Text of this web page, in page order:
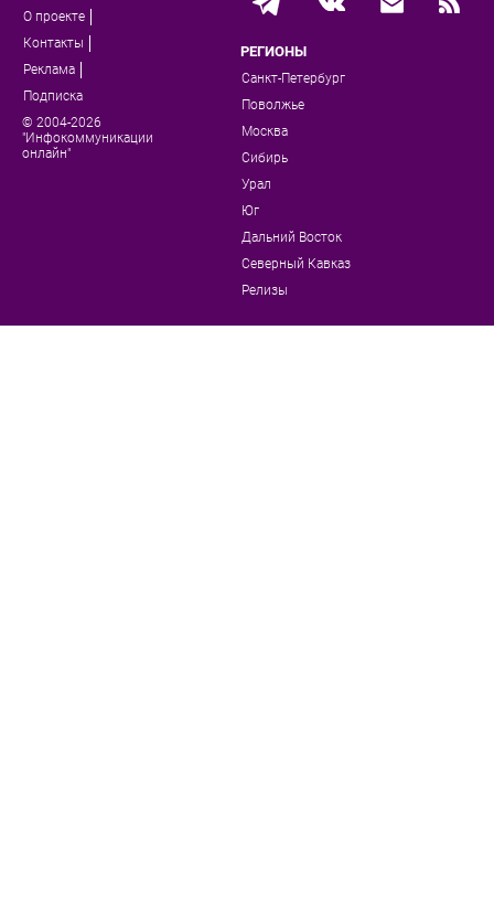
О проекте
Контакты
Реклама
Подписка
© 2004-2026
"Инфокоммуникации
онлайн"
РЕГИОНЫ
Санкт-Петербург
Поволжье
Москва
Сибирь
Урал
Юг
Дальний Восток
Северный Кавказ
Релизы